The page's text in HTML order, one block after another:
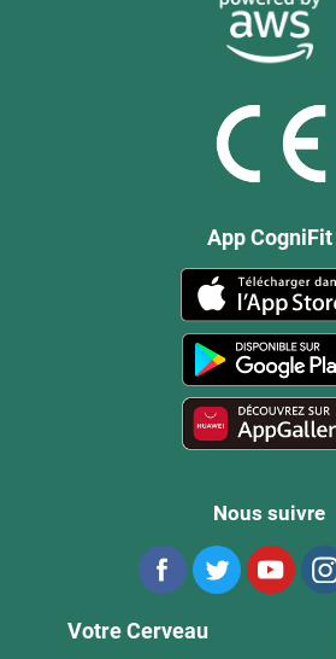
App CogniFit
Nous suivre
Votre Cerveau